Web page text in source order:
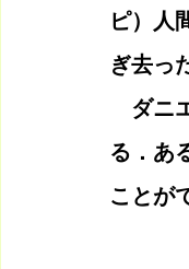
ピ）人
ぎ去っ
ダニ
る．あ
ことが